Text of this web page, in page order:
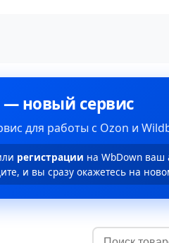
— новый сервис
для работы с Ozon и
регистрации на WbDown ваш
и вы сразу окажетесь на